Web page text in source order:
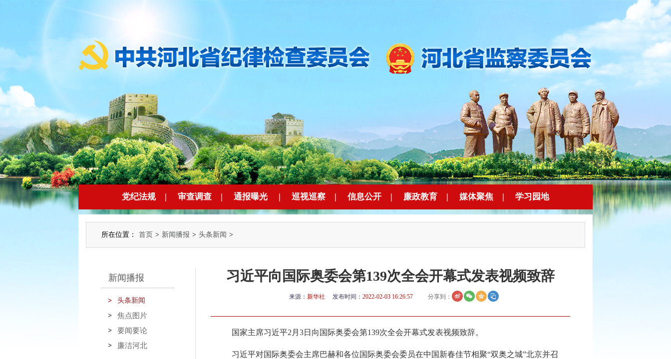
党纪法规 | 审查调查 | 通报曝光 | 巡视巡察 | 信息公开 | 廉政教育 | 媒体聚焦 | 学习园地
所在位置： 首页 > 新闻播报 > 头条新闻 >
新闻播报
头条新闻
焦点图片
要闻要论
廉洁河北
习近平向国际奥委会第139次全会开幕式发表视频致辞
来源： 新华社 发布时间： 2022-02-03 16:26:57 分享到：
国家主席习近平2月3日向国际奥委会第139次全会开幕式发表视频致辞。
习近平对国际奥委会主席巴赫和各位国际奥委会委员在中国新春佳节相聚“双奥之城”北京并召